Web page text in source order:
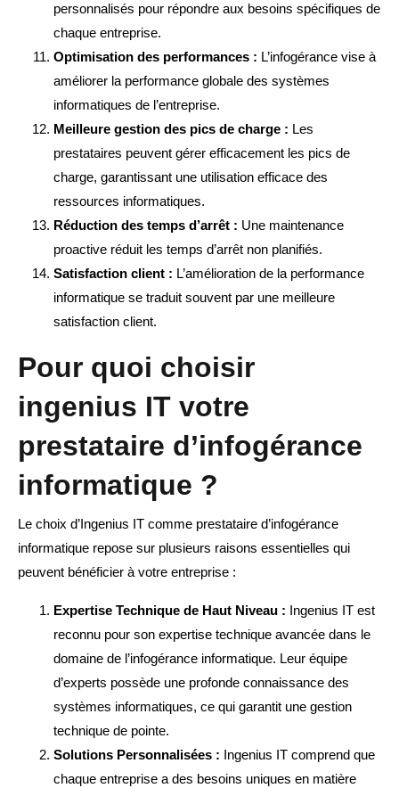
personnalisés pour répondre aux besoins spécifiques de
chaque entreprise.
Optimisation des performances : L’infogérance vise à
améliorer la performance globale des systèmes
informatiques de l’entreprise.
Meilleure gestion des pics de charge : Les
prestataires peuvent gérer efficacement les pics de
charge, garantissant une utilisation efficace des
ressources informatiques.
Réduction des temps d’arrêt : Une maintenance
proactive réduit les temps d’arrêt non planifiés.
Satisfaction client : L’amélioration de la performance
informatique se traduit souvent par une meilleure
satisfaction client.
Pour quoi choisir
ingenius IT votre
prestataire d’infogérance
informatique ?
Le choix d’Ingenius IT comme prestataire d’infogérance
informatique repose sur plusieurs raisons essentielles qui
peuvent bénéficier à votre entreprise :
Expertise Technique de Haut Niveau : Ingenius IT est
reconnu pour son expertise technique avancée dans le
domaine de l’infogérance informatique. Leur équipe
d’experts possède une profonde connaissance des
systèmes informatiques, ce qui garantit une gestion
technique de pointe.
Solutions Personnalisées : Ingenius IT comprend que
chaque entreprise a des besoins uniques en matière